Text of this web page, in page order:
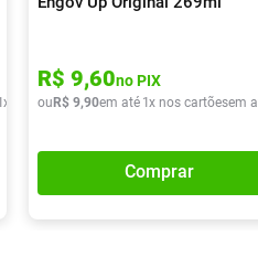
x de R$ 13,90
R$ 9,60no PIX
ou R$ 9,90em até 1x nos cartõesem
Comprar